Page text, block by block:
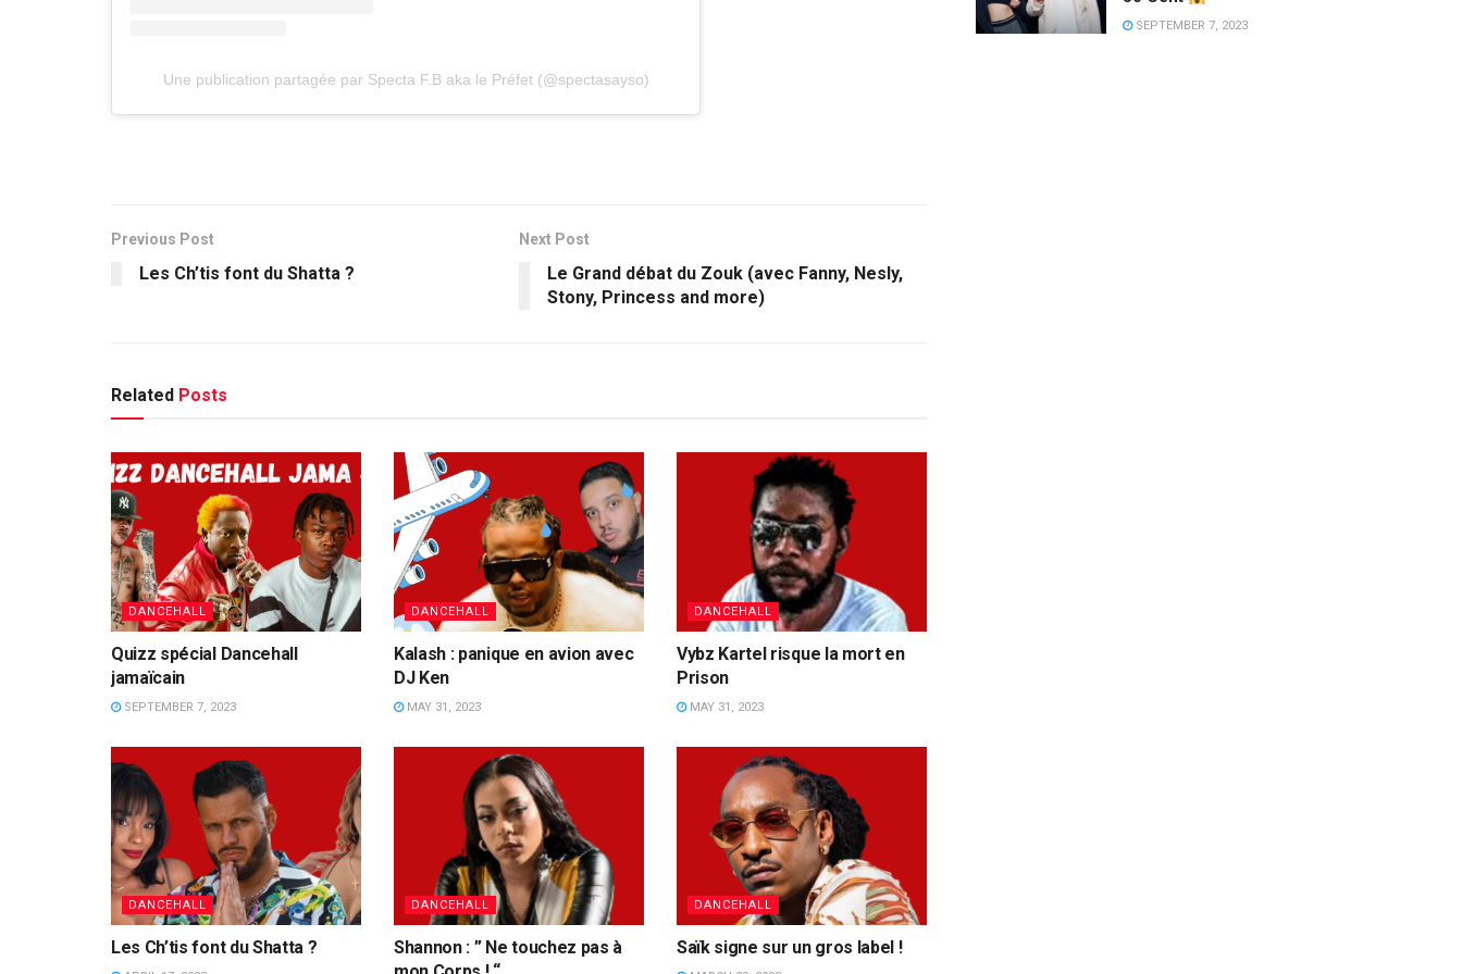
Une publication partagée par Specta F.B aka le Préfet (@spectasayso)
Previous Post
Les Ch’tis font du Shatta ?
Next Post
Le Grand débat du Zouk (avec Fanny, Nesly,
Stony, Princess and more)
Related Posts
DANCEHALL
Quizz spécial Dancehall
jamaïcain
SEPTEMBER 7, 2023
DANCEHALL
Kalash : panique en avion avec
DJ Ken
MAY 31, 2023
DANCEHALL
Vybz Kartel risque la mort en
Prison
MAY 31, 2023
DANCEHALL
Les Ch’tis font du Shatta ?
DANCEHALL
Shannon : ” Ne touchez pas à
DANCEHALL
Saïk signe sur un gros label !
SEPTEMBER 7, 2023